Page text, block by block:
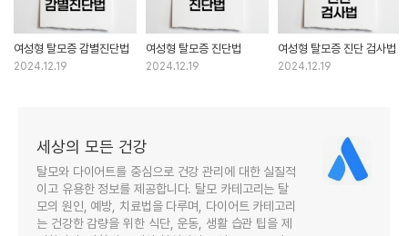
여성형 탈모증 감별진단법
2024.12.19
여성형 탈모증 진단법
2024.12.19
여성형 탈모증 진단 검사법
2024.12.19
세상의 모든 건강
탈모와 다이어트를 중심으로 건강 관리에 대한 실질적
이고 유용한 정보를 제공합니다. 탈모 카테고리는 탈
모의 원인, 예방, 치료법을 다루며, 다이어트 카테고리
는 건강한 감량을 위한 식단, 운동, 생활 습관 팁을 제